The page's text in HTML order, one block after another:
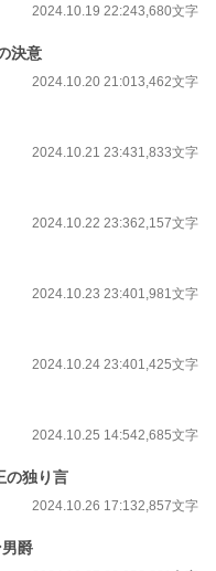
2024.10.19 22:243,680文字
決意
2024.10.20 21:013,462文字
2024.10.21 23:431,833文字
2024.10.22 23:362,157文字
2024.10.23 23:401,981文字
2024.10.24 23:401,425文字
2024.10.25 14:542,685文字
独り言
2024.10.26 17:132,857文字
爵